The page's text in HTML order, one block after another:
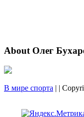
About Олег
В мире спорта | |